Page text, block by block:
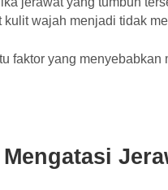
kulit wajah menjadi tidak
faktor yang
Mengatasi